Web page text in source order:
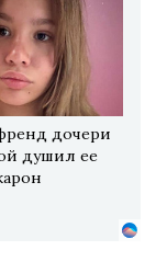
дочери
душил ее